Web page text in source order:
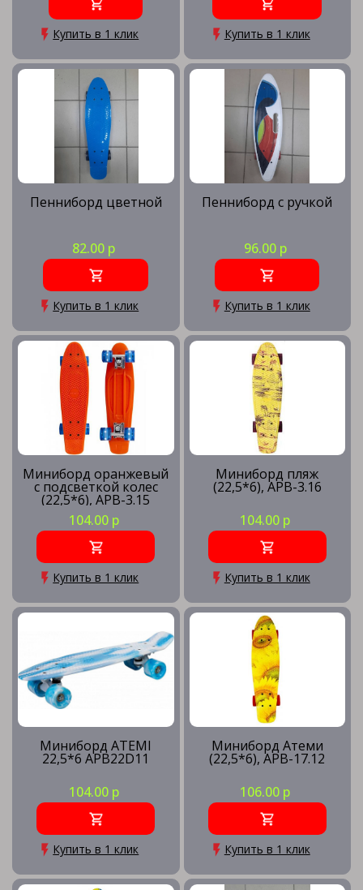
Купить в 1 клик Купить в 1 клик
Пенниборд цветной
82.00 р
Купить в 1 клик
Пенниборд с ручкой
96.00 р
Купить в 1 клик
Миниборд оранжевый
с подсветкой колес
(22,5*6), APB-3.15
104.00 р
Купить в 1 клик
Миниборд пляж
(22,5*6), APB-3.16
104.00 р
Купить в 1 клик
Миниборд ATEMI
22,5*6 APB22D11
104.00 р
Купить в 1 клик
Миниборд Атеми
(22,5*6), APB-17.12
106.00 р
Купить в 1 клик